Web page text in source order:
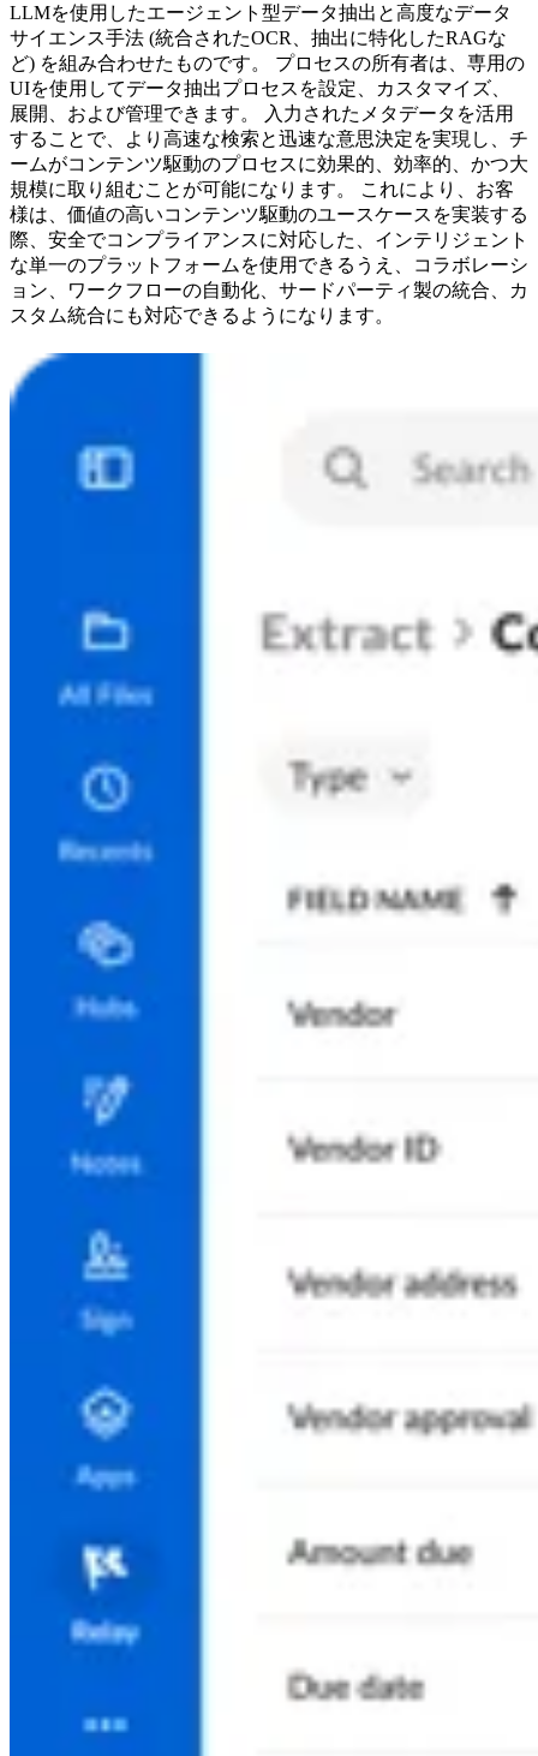
LLMを使用したエージェント型データ抽出と高度なデータ
サイエンス手法 (統合されたOCR、抽出に特化したRAGな
ど) を組み合わせたものです。 プロセスの所有者は、専用の
UIを使用してデータ抽出プロセスを設定、カスタマイズ、
展開、および管理できます。 入力されたメタデータを活用
することで、より高速な検索と迅速な意思決定を実現し、チ
ームがコンテンツ駆動のプロセスに効果的、効率的、かつ大
規模に取り組むことが可能になります。 これにより、お客
様は、価値の高いコンテンツ駆動のユースケースを実装する
際、安全でコンプライアンスに対応した、インテリジェント
な単一のプラットフォームを使用できるうえ、コラボレーシ
ョン、ワークフローの自動化、サードパーティ製の統合、カ
スタム統合にも対応できるようになります。